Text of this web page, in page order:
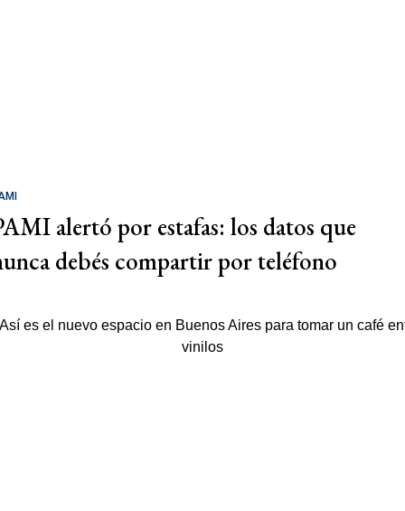
alertó por estafas: los datos que
debés compartir por teléfono